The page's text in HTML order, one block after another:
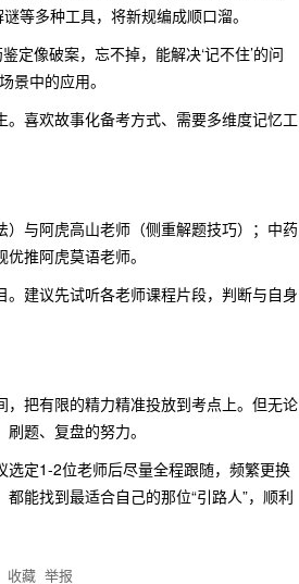
等多种工具，将新规编成顺口溜。
定像破案，忘不掉，能解决‘记不住’的问
景中的应用。
喜欢故事化备考方式、需要多维度记忆工
与阿虎高山老师（侧重解题技巧）；中药
推阿虎莫语老师。
建议先试听各老师课程片段，判断与自身
把有限的精力精准投放到考点上。但无论
题、复盘的努力。
选定1-2位老师后尽量全程跟随，频繁更换
能找到最适合自己的那位“引路人”，顺利
收藏 举报